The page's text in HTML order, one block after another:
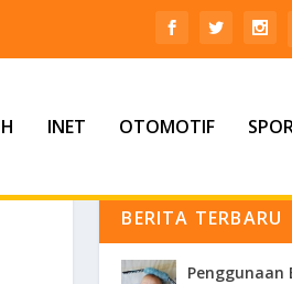
INET OTOMOTIF
BERITA TERBARU
Penggunaan